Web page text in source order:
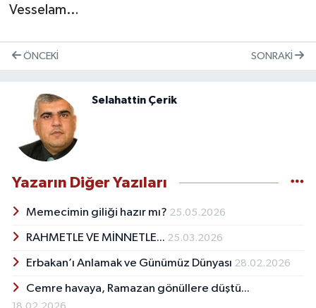
Vesselam…
ÖNCEKI SONRAKI
Selahattin Çerik
Yazarın Diğer Yazıları
Memecimin giliği hazır mı? 25.05.2026
RAHMETLE VE MİNNETLE... 25.03.2026
Erbakan’ı Anlamak ve Günümüz Dünyası 28.02.2026
Cemre havaya, Ramazan gönüllere düştü...